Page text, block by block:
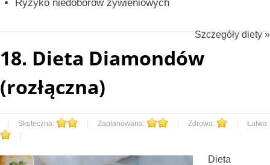
Ryzyko niedoborów żywieniowych
Szczegóły diety »
18. Dieta Diamondów
(rozłączna)
| Skuteczna: | Zaplanowana: | Zdrowa: |
Łatwa:
|
Dieta